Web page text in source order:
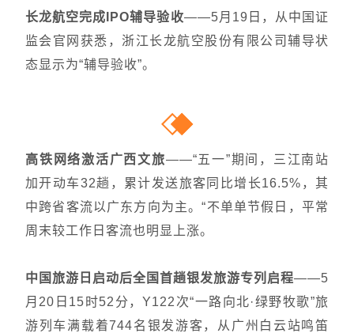
长龙航空完成IPO辅导验收——5月19日，从中国证
监会官网获悉，浙江长龙航空股份有限公司辅导状
态显示为“辅导验收”。
高铁网络激活广西文旅——“五一”期间，三江南站
加开动车32趟，累计发送旅客同比增长16.5%，其
中跨省客流以广东方向为主。“不单单节假日，平常
周末较工作日客流也明显上涨。
中国旅游日启动后全国首趟银发旅游专列启程——5
月20日15时52分，Y122次“一路向北·绿野牧歌”旅
游列车满载着744名银发游客，从广州白云站鸣笛